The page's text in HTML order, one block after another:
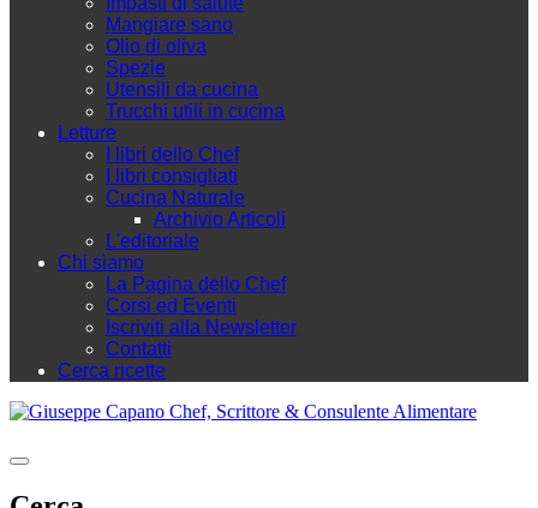
Mangiare sano
Olio di oliva
Spezie
Utensili da cucina
Trucchi utili in cucina
Letture
I libri dello Chef
I libri consigliati
Cucina Naturale
Archivio Articoli
L'editoriale
Chi siamo
La Pagina dello Chef
Corsi ed Eventi
Iscriviti alla Newsletter
Contatti
Cerca ricette